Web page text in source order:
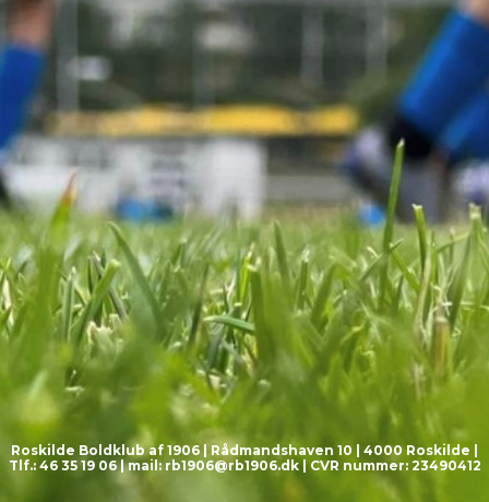
Roskilde Boldklub af 1906 | Rådmandshaven 10 | 4000 Roskilde |
Tlf.: 46 35 19 06 | mail:rb1906@rb1906.dk| CVR nummer: 23490412